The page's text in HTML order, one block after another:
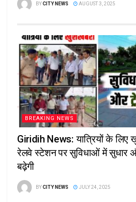
BYCITY NEWS AUGUST 3, 2025
BREAKING NEWS
Giridih News: यात्रियों के लिए
रेलवे स्टेशन पर सुविधाओं में सुधार
बढ़ेगी
BYCITY NEWS JULY 24, 2025